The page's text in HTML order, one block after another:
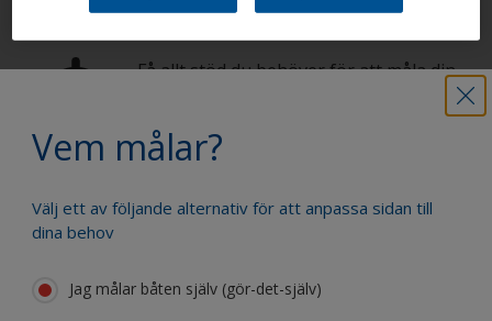
Vem målar?
Välj ett av följande alternativ för att anpassa sidan till
dina behov
Jag målar båten själv (gör-det-själv)
Få allt stöd du behöver för att måla din
Dra nytta av vår kontinuerliga
innovation och vetenskapliga expertis